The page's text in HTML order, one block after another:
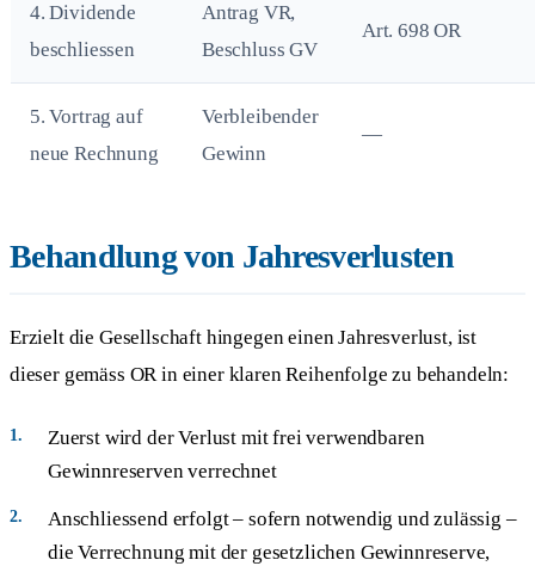
4. Dividende
beschliessen
Antrag VR,
Beschluss GV
Art. 698 OR
5. Vortrag auf
neue Rechnung
Verbleibender
Gewinn
—
Behandlung von Jahresverlusten
Erzielt die Gesellschaft hingegen einen Jahresverlust, ist
dieser gemäss OR in einer klaren Reihenfolge zu behandeln:
Zuerst wird der Verlust mit frei verwendbaren
Gewinnreserven verrechnet
Anschliessend erfolgt – sofern notwendig und zulässig –
die Verrechnung mit der gesetzlichen Gewinnreserve,